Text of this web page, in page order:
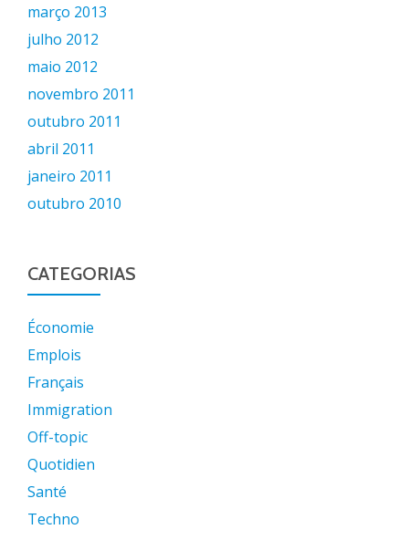
março 2013
julho 2012
maio 2012
novembro 2011
outubro 2011
abril 2011
janeiro 2011
outubro 2010
CATEGORIAS
Économie
Emplois
Français
Immigration
Off-topic
Quotidien
Santé
Techno